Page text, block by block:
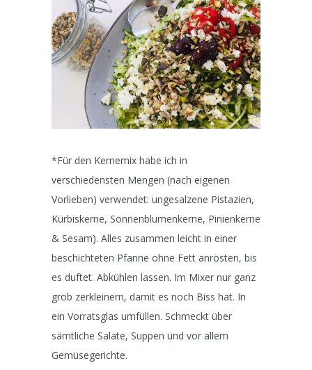
*Für den Kernemix habe ich in
verschiedensten Mengen (nach eigenen
Vorlieben) verwendet: ungesalzene Pistazien,
Kürbiskerne, Sonnenblumenkerne, Pinienkerne
& Sesam). Alles zusammen leicht in einer
beschichteten Pfanne ohne Fett anrösten, bis
es duftet. Abkühlen lassen. Im Mixer nur ganz
grob zerkleinern, damit es noch Biss hat. In
ein Vorratsglas umfüllen. Schmeckt über
sämtliche Salate, Suppen und vor allem
Gemüsegerichte.